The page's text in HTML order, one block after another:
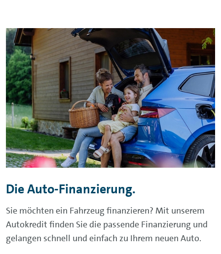
Die Auto-Finanzierung.
Sie möchten ein Fahrzeug finanzieren? Mit unserem
Autokredit finden Sie die passende Finanzierung und
gelangen schnell und einfach zu Ihrem neuen Auto.